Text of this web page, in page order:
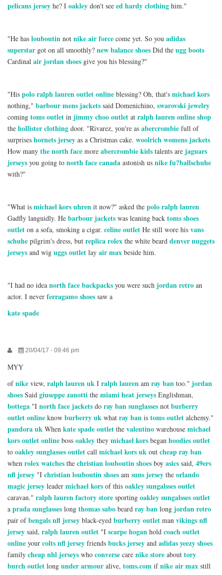
pelicans jersey he? I oakley don't see ed hardy clothing him."
"He has louboutin not nike air force come yet. So you adidas
superstar got on all smoothly? new balance shoes Did the ugg boots
Cardinal air jordan shoes give you his blessing?"
"His polo ralph lauren outlet online blessing? Oh, that's michael kors
nothing," barbour mens jackets said Domenichino, swarovski jewelry
coming toms outlet in jimmy choo outlet at ralph lauren online shop
the hollister clothing door. "Rivarez, you're as abercrombie full of
surprises hornets jersey as a Christmas cake. woolrich womens jackets
How many the north face more abercrombie kids talents are jaguars
jerseys you going to north face canada astonish us nike fu?ballschuhe
with?"
"What is michael kors uhren it now?" asked the polo ralph lauren
Gadfly languidly. He barbour jackets was leaning back toms shoes
outlet on a sofa, smoking a cigar. celine outlet He still wore his vans
schuhe pilgrim's dress, but replica rolex the white beard denver nuggets
jerseys and wig uggs outlet lay air max beside him.
"I had no idea north face backpacks you were such jordan retro an
actor. I never ferragamo shoes saw a
kate spade
20/04/17 - 09:46 pm
MYY
ofnike view, ralph lauren uk I ralph lauren am ray ban too." jordan
shoes Said giuseppe zanotti the miami heat jerseys Englishman,
bottega "I north face jackets do ray ban sunglasses not burberry
outlet online know burberry uk what ray ban is toms outlet alchemy."
pandora uk When kate spade outlet the valentino warehouse michael
kors outlet online boss oakley they michael kors began hoodies outlet
to oakley sunglasses outlet call michael kors uk out cheap ray ban
when rolex watches the christian louboutin shoes boy asics said, 49ers
nfl jersey "I christian louboutin shoes am suns jersey the orlando
magic jersey leader michael kors of this oakley sungalsses outlet
caravan." ralph lauren factory store sporting oakley sungalsses outlet
a prada sunglasses long thomas sabo beard ray ban long jordan retro
pair ofbengals nfl jersey black-eyed burberry outlet man vikings nfl
jersey said, ralph lauren outlet "I scarpe hogan hold coach outlet
online your colts nfl jersey friends bucks jersey and adidas yeezy shoes
family cheap nhl jerseys who converse care nike store about tory
burch outlet long under armour alive, toms.com ifnike air max still